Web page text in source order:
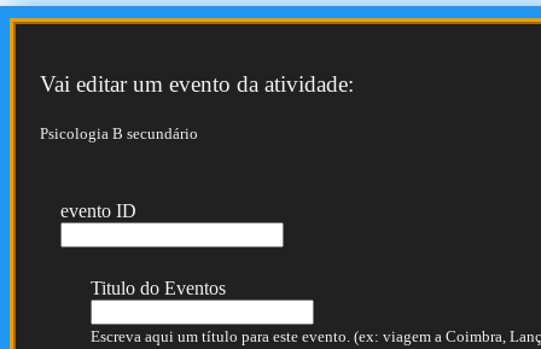
Vai editar um evento da atividade:
Psicologia B secundário
evento ID
Titulo do Eventos
Escreva aqui um título para este evento. (ex: viagem a Coimbra,